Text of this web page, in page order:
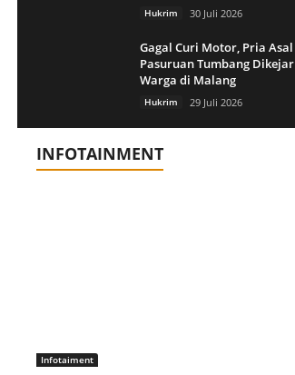
Hukrim 30 Juli 2026
Gagal Curi Motor, Pria Asal
Pasuruan Tumbang Dikejar
Warga di Malang
Hukrim 29 Juli 2026
INFOTAINMENT
Infotaiment